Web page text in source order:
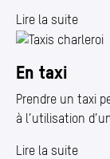
Lire la suite
En taxi
Prendre un taxi
à l’utilisation
Lire la suite